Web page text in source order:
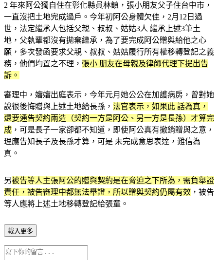
2 年來阿公獨自住在彰化縣員林鎮，張小朋友父子住台中市，
一直沒把土地完成過戶。今年初阿公身體欠佳，2月12日過
世，法定繼承人包括父親、叔叔、姑姑3人 繼承上述3筆土
地，父執輩都沒有拋棄繼承，為了要完成阿公贈與給他之心
願，多次發函要求父親、叔叔、姑姑履行所有權移轉登記之義
務，他們均置之不理， 張小 朋友在母親及律師代理下提出告
訴。
審理中，嬸嬸出庭表示，今年元月她公公在加護病房，曾對她
說很後悔贈與上述土地給長孫， 法官表示，如果此 話為真，
還要通告契約兩造（契約一方是阿公、另一方是長孫）才算完
成 ，可是長子一家卻都不知道，即使阿公真有撤銷贈與之意，
理應告知長子及長孫才算，可是 未完成意思表達，難信為
真。
另被告等人主張阿公的贈與契約是在脅迫之下所為，需負舉證
責任，被告審理中都無法舉證，所以贈與契約仍屬有效 ，被告
等人應將上述土地移轉登記給張童。
載入更多